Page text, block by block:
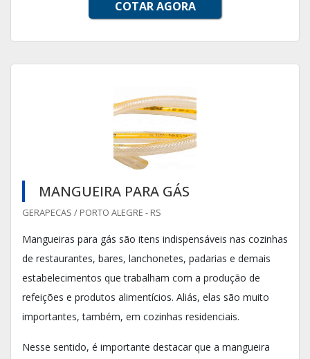
COTAR AGORA
MANGUEIRA PARA GÁS
GERAPECAS / PORTO ALEGRE - RS
Mangueiras para gás são itens indispensáveis nas cozinhas
de restaurantes, bares, lanchonetes, padarias e demais
estabelecimentos que trabalham com a produção de
refeições e produtos alimentícios. Aliás, elas são muito
importantes, também, em cozinhas residenciais.
Nesse sentido, é importante destacar que a mangueira